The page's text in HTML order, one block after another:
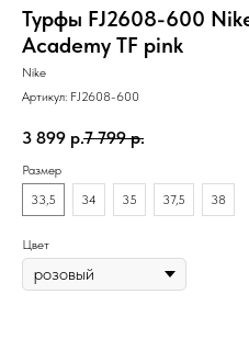
Турфы FJ2608-600
Academy TF pink
Nike
Артикул: FJ2608-600
3 899 р.7 799 р.
Размер
33,5
34 35 37,5 38
Цвет